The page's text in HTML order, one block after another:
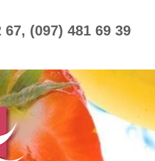
67, (097) 481 69 39